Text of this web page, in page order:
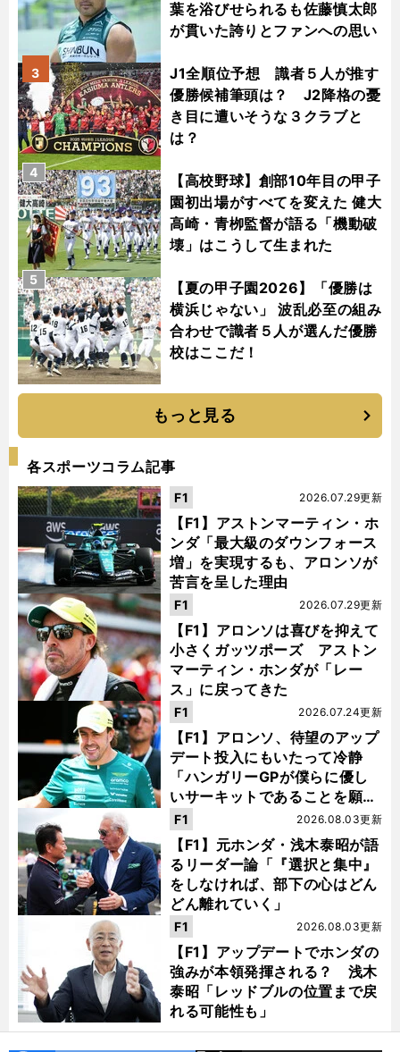
葉を浴びせられるも佐藤慎太郎
が貫いた誇りとファンへの思い
J1全順位予想 識者５人が推す
優勝候補筆頭は？ J2降格の憂
き目に遭いそうな３クラブと
は？
3
【高校野球】創部10年目の甲子
園初出場がすべてを変えた 健大
高崎・青栁監督が語る「機動破
壊」はこうして生まれた
4
【夏の甲子園2026】「優勝は
横浜じゃない」 波乱必至の組み
合わせで識者５人が選んだ優勝
校はここだ！
5
もっと見る
各スポーツコラム記事
【F1】アストンマーティン・ホ
ンダ「最大級のダウンフォース
増」を実現するも、アロンソが
苦言を呈した理由
2026.07.29更新
F1
【F1】アロンソは喜びを抑えて
小さくガッツポーズ アストン
マーティン・ホンダが「レー
ス」に戻ってきた
2026.07.29更新
F1
【F1】アロンソ、待望のアップ
デート投入にもいたって冷静
「ハンガリーGPが僕らに優し
いサーキットであることを願
う」
2026.07.24更新
F1
【F1】元ホンダ・浅木泰昭が語
るリーダー論「『選択と集中』
をしなければ、部下の心はどん
どん離れていく」
2026.08.03更新
F1
【F1】アップデートでホンダの
強みが本領発揮される？ 浅木
泰昭「レッドブルの位置まで戻
れる可能性も」
2026.08.03更新
F1